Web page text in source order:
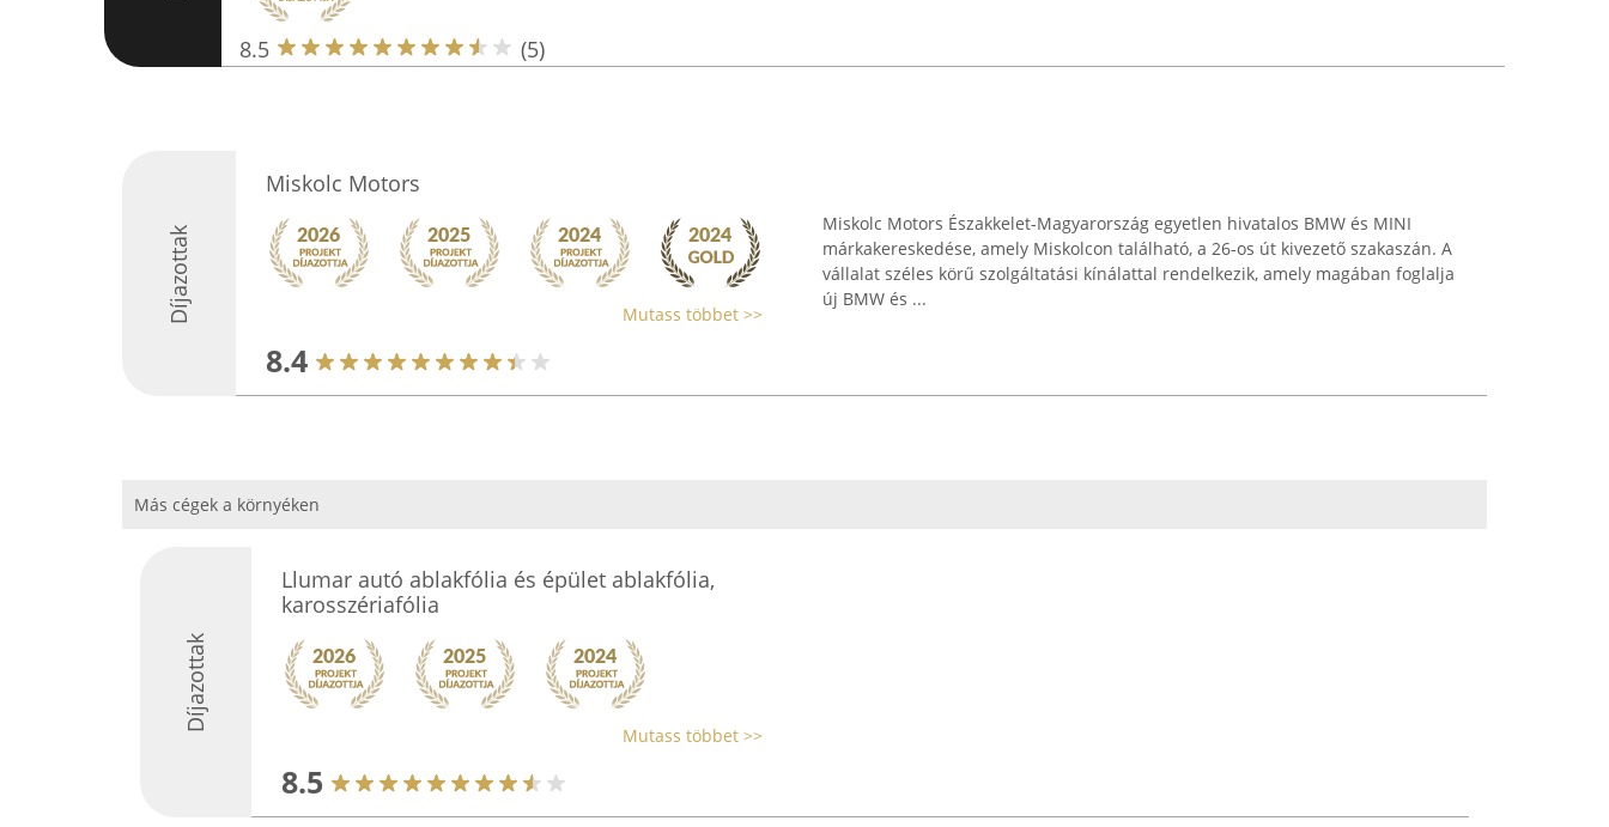
8.5 (5)
Díjazottak
Miskolc Motors
Mutass többet >>
8.4
Miskolc Motors Északkelet-Magyarország egyetlen hivatalos BMW és MINI
márkakereskedése, amely Miskolcon található, a 26-os út kivezető szakaszán. A
vállalat széles körű szolgáltatási kínálattal rendelkezik, amely magában foglalja
új BMW és ...
Más cégek a környéken
Díjazottak
Llumar autó ablakfólia és épület ablakfólia,
karosszériafólia
Mutass többet >>
8.5